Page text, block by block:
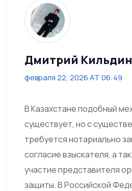
Дмитрий
февраля 22, 2026 AT 06:49
В Казахстане подобный
существует, но с
требуется нотариально
согласие взыскателя, а
участие представителя
защиты. В Российской